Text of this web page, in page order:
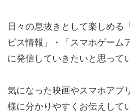
日々の息抜きとして楽しめる
ビス情報」・「スマホゲーム
に発信していきたいと思って
気になった映画やスマホアプ
様に分かりやすくお伝えして